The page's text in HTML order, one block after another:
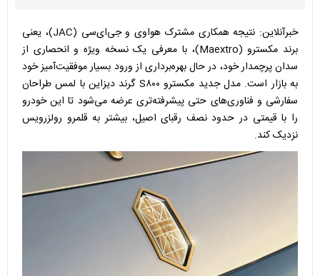
خبرآنلاین: نتیجه همکاری مشترک هواوی و جی‌ای‌سی (JAC)، یعنی
برند مکسترو (Maextro)، با معرفی یک نسخه ویژه و انحصاری از
سدان پرچمدار خود، در حال بهره‌برداری از ورود بسیار موفقیت‌آمیز خود
به بازار است. مدل جدید مکسترو S۸۰۰ گرند دیزاین با لمس طراحان
سفارشی و فناوری‌های حتی پیشرفته‌تری عرضه می‌شود تا این خودرو
را با قیمتی در حدود نصف رقبای اصیل، بیشتر به قلمرو رولزرویس
نزدیک کند.